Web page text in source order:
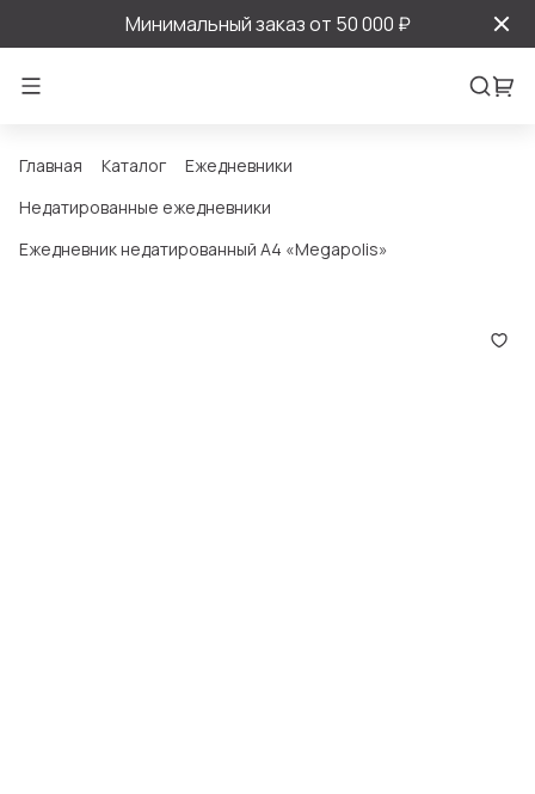
Минимальный заказ от 50 000 ₽
Главная Каталог
Ежедневники
Недатированные ежедневники
Ежедневник недатированный А4 «Megapolis»